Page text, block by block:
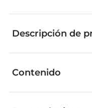
Descripción de
sueña con
Contenido